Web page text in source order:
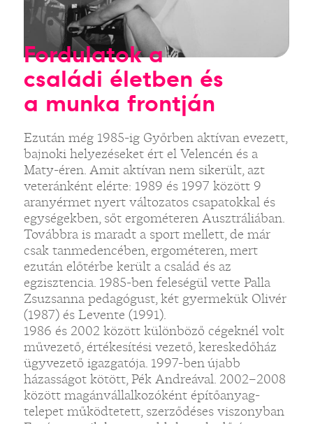
Fordulatok a
családi életben és
a munka frontján
Ezután még 1985-ig Győrben aktívan evezett,
bajnoki helyezéseket ért el Velencén és a
Maty-éren. Amit aktívan nem sikerült, azt
veteránként elérte: 1989 és 1997 között 9
aranyérmet nyert változatos csapatokkal és
egységekben, sőt ergométeren Ausztráliában.
Továbbra is maradt a sport mellett, de már
csak tanmedencében, ergométeren, mert
ezután előtérbe került a család és az
egzisztencia. 1985-ben feleségül vette Palla
Zsuzsanna pedagógust, két gyermekük Olivér
(1987) és Levente (1991).
1986 és 2002 között különböző cégeknél volt
művezető, értékesítési vezető, kereskedőház
ügyvezető igazgatója. 1997-ben újabb
házasságot kötött, Pék Andreával. 2002–2008
között magánvállalkozóként építőanyag-
telepet működtetett, szerződéses viszonyban